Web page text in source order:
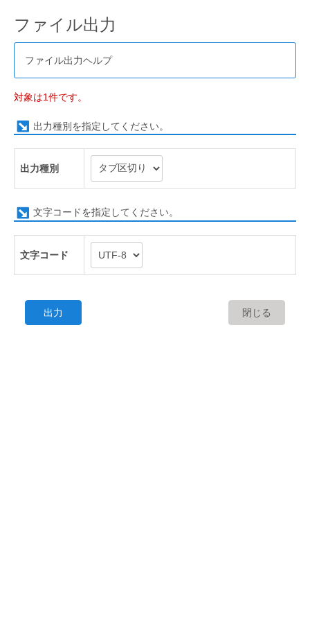
ファイル出力
ファイル出力ヘルプ
対象は1件です。
出力種別を指定してください。
出力種別
文字コードを指定してください。
文字コード